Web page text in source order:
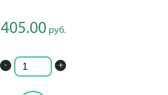
405.00руб.
- +